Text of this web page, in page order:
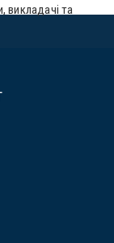
викладачі та